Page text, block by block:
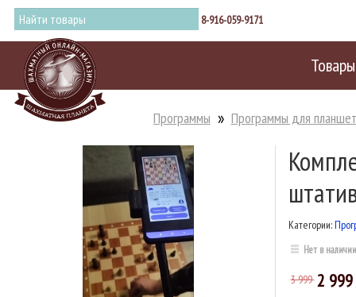
8-916-059-9171
Товары
Программы Программы для
Категории:
Нет в наличии
3 9992 999